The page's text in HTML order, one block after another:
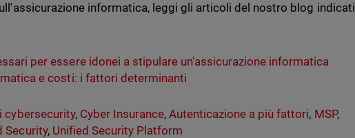
informatica, leggi gli articoli del nostro blog indicati
per essere idonei a stipulare un'assicurazione informatica
e costi: i fattori determinanti
cybersecurity, Cyber Insurance,Autenticazione a più fattori, MSP,
Security, Unified Security Platform